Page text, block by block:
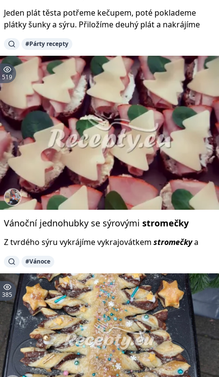
Jeden plát těsta potřeme kečupem, poté poklademe
plátky šunky a sýru. Přiložíme deuhý plát a nakrájíme
#Párty recepty
519
Vánoční jednohubky se sýrovými stromečky
Z tvrdého sýru vykrájíme vykrajovátkem stromečkya
#Vánoce
385